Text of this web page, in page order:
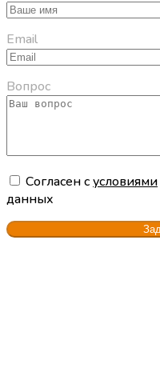
Email
Вопрос
Cогласен сусловиями
данных